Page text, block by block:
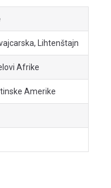
Lihtenštajn
Afrike
Amerike